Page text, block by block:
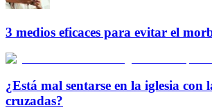
3 medios eficaces para evitar el
¿Está mal sentarse en la iglesia con
cruzadas?